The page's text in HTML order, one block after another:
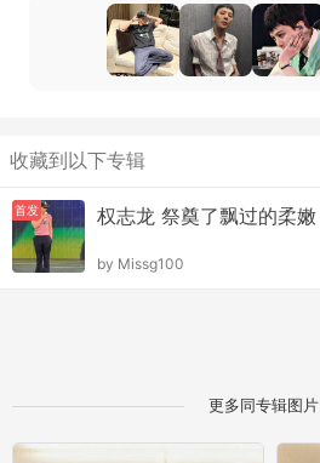
收藏到以下专辑
首发 权志龙 祭奠了飘过的柔嫩
by Missg100
更多同专辑图片